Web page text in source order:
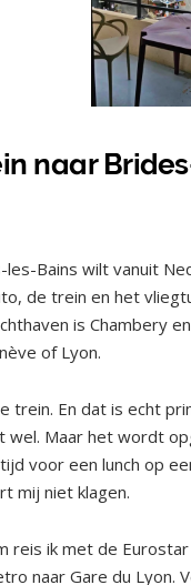
naar
les-Bains wilt vanuit
de trein en het
is Chambery
of Lyon.
trein. En dat is echt
wel. Maar het wordt
voor een lunch op
mij niet klagen.
reis ik met de Eurostar
naar Gare du Lyon.